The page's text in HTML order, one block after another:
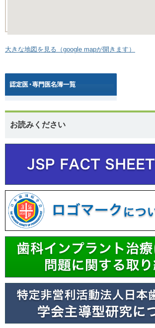
大きな地図を見る（google mapが開きます）
お読みください